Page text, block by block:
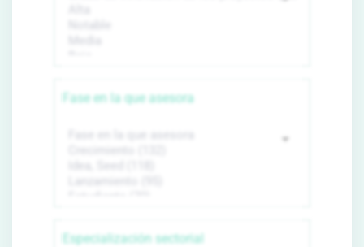
Fase en la que asesora
Especialización sectorial